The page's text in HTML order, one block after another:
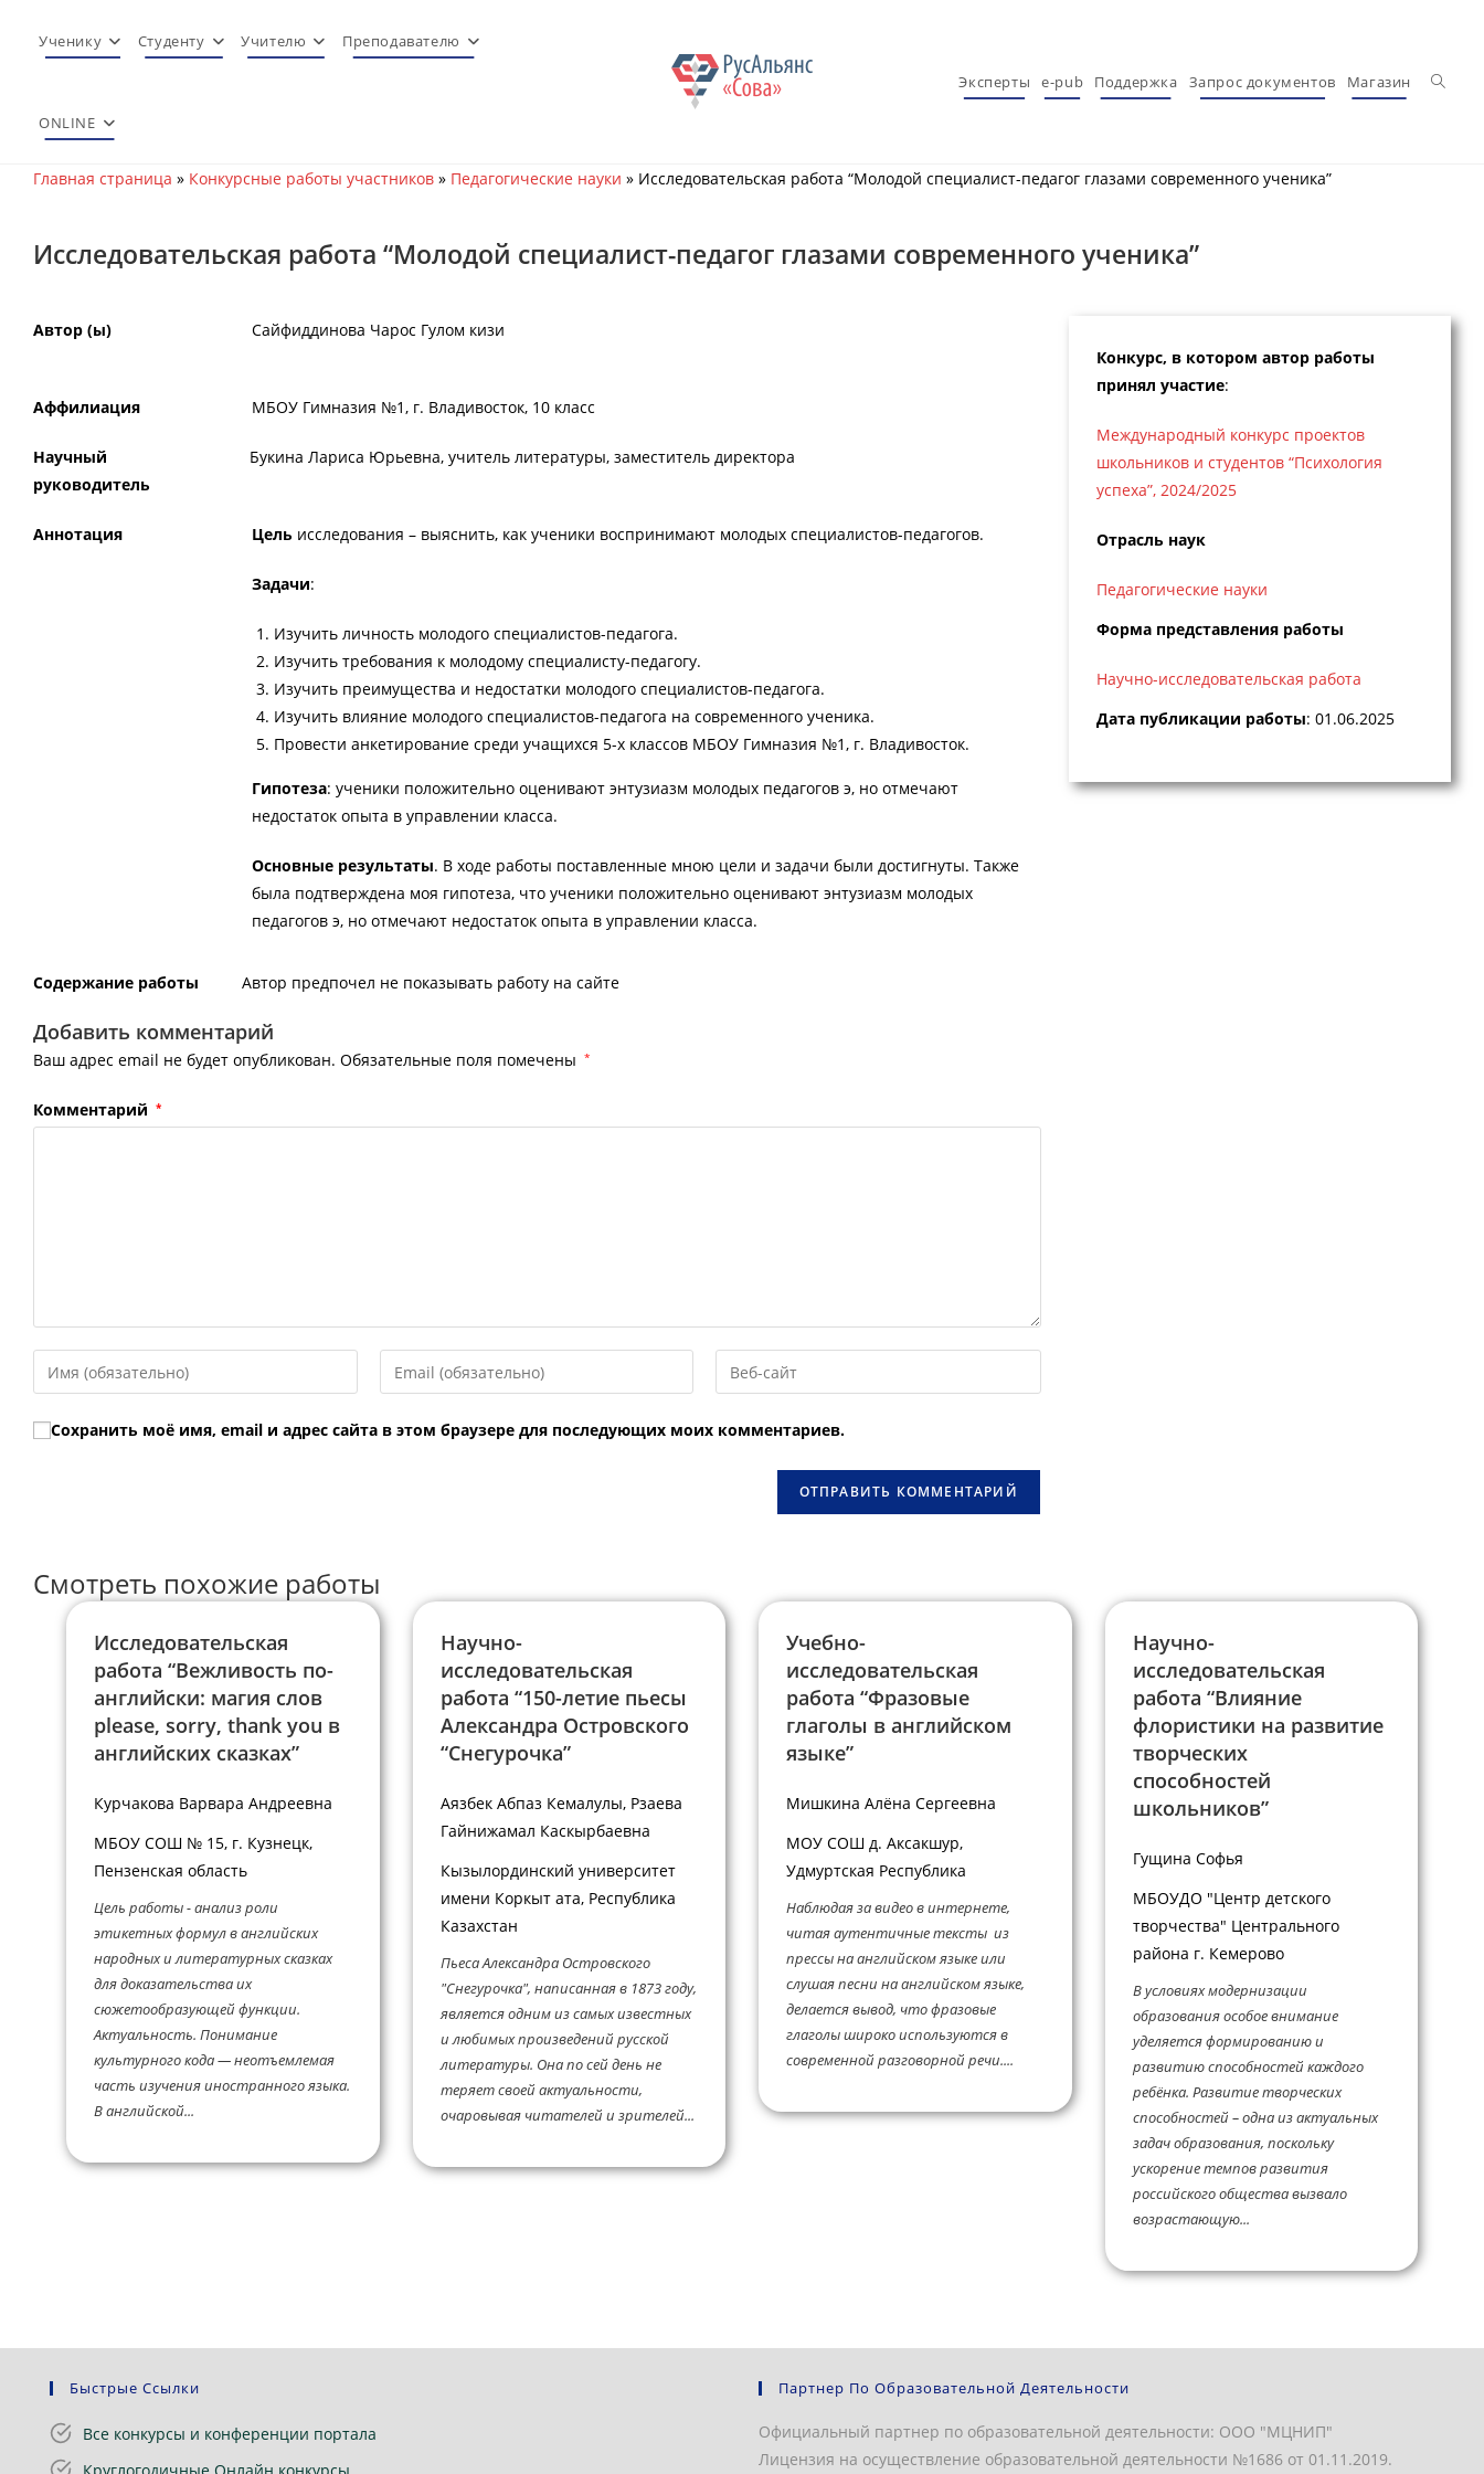
Ученику Студенту Учителю Преподавателю
ONLINE
Эксперты e-pub Поддержка Запрос документов Магазин
Главная страница » Конкурсные работы участников » Педагогические науки » Исследовательская работа “Молодой специалист-педагог глазами современного ученика”
Исследовательская работа “Молодой специалист-педагог глазами современного ученика”
Автор (ы) Сайфиддинова Чарос Гулом кизи
Аффилиация МБОУ Гимназия №1, г. Владивосток, 10 класс
Научный
руководитель
Букина Лариса Юрьевна, учитель литературы, заместитель директора
Аннотация Цель исследования – выяснить, как ученики воспринимают молодых специалистов-педагогов.
Задачи:
Изучить личность молодого специалистов-педагога.
Изучить требования к молодому специалисту-педагогу.
Изучить преимущества и недостатки молодого специалистов-педагога.
Изучить влияние молодого специалистов-педагога на современного ученика.
Провести анкетирование среди учащихся 5-х классов МБОУ Гимназия №1, г. Владивосток.
Гипотеза: ученики положительно оценивают энтузиазм молодых педагогов э, но отмечают
недостаток опыта в управлении класса.
Основные результаты. В ходе работы поставленные мною цели и задачи были достигнуты. Также
была подтверждена моя гипотеза, что ученики положительно оценивают энтузиазм молодых
педагогов э, но отмечают недостаток опыта в управлении класса.
Содержание работы Автор предпочел не показывать работу на сайте
Добавить комментарий
Ваш адрес email не будет опубликован. Обязательные поля помечены *
Комментарий *
Введите
свое
имя
или
Введите
свой
Введите
URL
(необязательно)
Сохранить моё имя, email и адрес сайта в этом браузере для последующих моих комментариев.
Конкурс, в котором автор работы
принял участие:
Международный конкурс проектов
школьников и студентов “Психология
успеха”, 2024/2025
Отрасль наук
Педагогические науки
Форма представления работы
Научно-исследовательская работа
Дата публикации работы: 01.06.2025
Смотреть похожие работы
Исследовательская
работа “Вежливость по-
английски: магия слов
please, sorry, thank you в
английских сказках”
Курчакова Варвара Андреевна
МБОУ СОШ № 15, г. Кузнецк,
Пензенская область
Цель работы - анализ роли
этикетных формул в английских
народных и литературных сказках
для доказательства их
сюжетообразующей функции.
Актуальность. Понимание
культурного кода — неотъемлемая
часть изучения иностранного языка.
В английской...
Научно-
исследовательская
работа “150-летие пьесы
Александра Островского
“Снегурочка”
Аязбек Абпаз Кемалулы, Рзаева
Гайнижамал Каскырбаевна
Кызылординский университет
имени Коркыт ата, Республика
Казахстан
Пьеса Александра Островского
"Снегурочка", написанная в 1873 году,
является одним из самых известных
и любимых произведений русской
литературы. Она по сей день не
теряет своей актуальности,
очаровывая читателей и зрителей...
Учебно-
исследовательская
работа “Фразовые
глаголы в английском
языке”
Мишкина Алёна Сергеевна
МОУ СОШ д. Аксакшур,
Удмуртская Республика
Наблюдая за видео в интернете,
читая аутентичные тексты из
прессы на английском языке или
слушая песни на английском языке,
делается вывод, что фразовые
глаголы широко используются в
современной разговорной речи....
Научно-
исследовательская
работа “Влияние
флористики на развитие
творческих
способностей
школьников”
Гущина Софья
МБОУДО "Центр детского
творчества" Центрального
района г. Кемерово
В условиях модернизации
образования особое внимание
уделяется формированию и
развитию способностей каждого
ребёнка. Развитие творческих
способностей – одна из актуальных
задач образования, поскольку
ускорение темпов развития
российского общества вызвало
возрастающую...
Быстрые Ссылки
Все конкурсы и конференции портала
Круглогодичные Онлайн конкурсы
Партнер По Образовательной Деятельности
Официальный партнер по образовательной деятельности: ООО "МЦНИП"
Лицензия на осуществление образовательной деятельности №1686 от 01.11.2019.